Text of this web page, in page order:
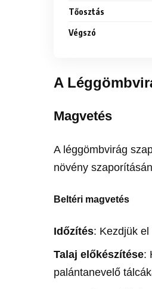
Tőosztás
Végszó
A
Magvetés
A léggömbvirág
növény
Beltéri magvetés
Időzítés: Kezdjük
Talaj előkészítése:
palántanevelő